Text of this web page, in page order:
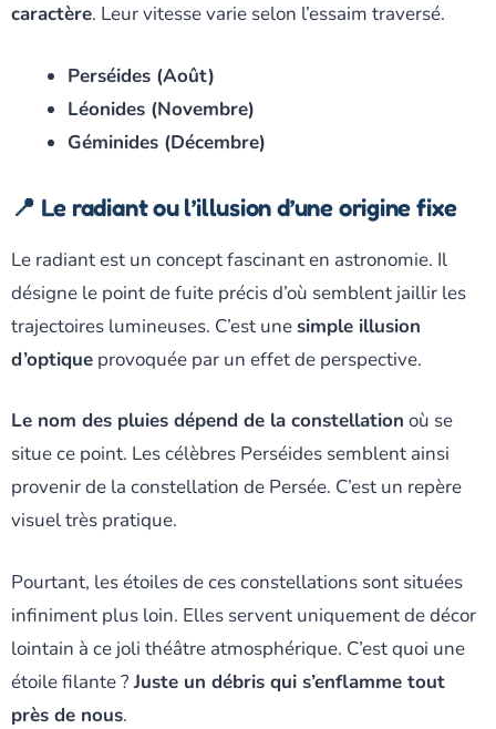
caractère. Leur vitesse varie selon l’essaim traversé.
Perséides (Août)
Léonides (Novembre)
Géminides (Décembre)
📍 Le radiant ou l’illusion d’une origine fixe
Le radiant est un concept fascinant en astronomie. Il
désigne le point de fuite précis d’où semblent jaillir les
trajectoires lumineuses. C’est unesimple illusion
d’optique provoquée par un effet de perspective.
Le nom des pluies dépend de la constellation où se
situe ce point. Les célèbres Perséides semblent ainsi
provenir de la constellation de Persée. C’est un repère
visuel très pratique.
Pourtant, les étoiles de ces constellations sont situées
infiniment plus loin. Elles servent uniquement de décor
lointain à ce joli théâtre atmosphérique. C’est quoi une
étoile filante ?Juste un débris qui s’enflamme tout
près de nous.